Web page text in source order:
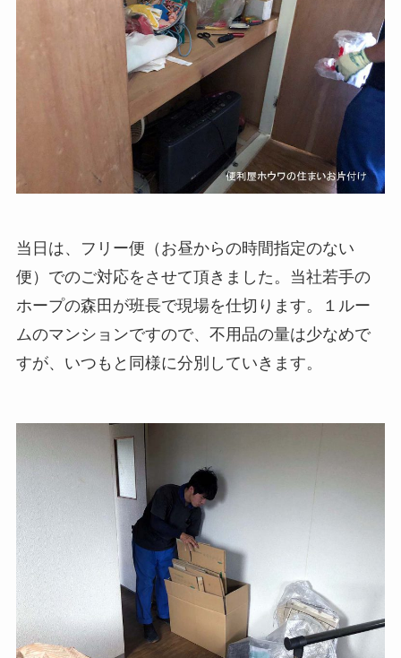
当日は、フリー便（お昼からの時間指定のない
便）でのご対応をさせて頂きました。当社若手の
ホープの森田が班長で現場を仕切ります。１ルー
ムのマンションですので、不用品の量は少なめで
すが、いつもと同様に分別していきます。